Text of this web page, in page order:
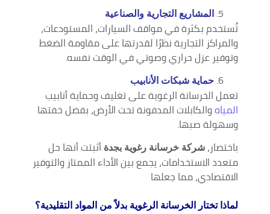
المشاريع التجارية والصناعية
تُستخدم بكثرة في مواقف السيارات، المستودعات،
والمراكز التجارية نظرًا لقدرتها على مقاومة الضغط
وتوفير عزل حراري وصوتي في الوقت نفسه.
حماية شبكات الأنابيب
تعمل الخرسانة الرغوية على تغليف وحماية أنابيب
المياهوالكابلات المدفونة تحت الأرض، بفضل خفتها
وسهولة صبها.
باختصار، شركة خرسانة رغوية بجدة أثبتت أنها حل
متعدد الاستخدامات، يجمع بين الأداء الممتاز والتوفير
الاقتصادي، مما جعلها
لماذا تختار الخرسانة الرغوية بدلاً من المواد التقليدية؟